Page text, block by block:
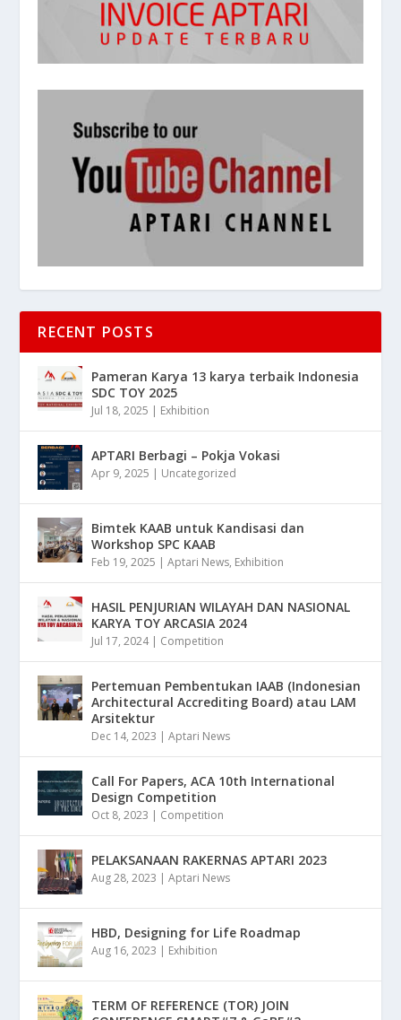
RECENT POSTS
Pameran Karya 13 karya terbaik Indonesia
SDC TOY 2025
Jul 18, 2025 | Exhibition
APTARI Berbagi – Pokja Vokasi
Apr 9, 2025 | Uncategorized
Bimtek KAAB untuk Kandisasi dan
Workshop SPC KAAB
Feb 19, 2025 |Aptari News, Exhibition
HASIL PENJURIAN WILAYAH DAN NASIONAL
KARYA TOY ARCASIA 2024
Jul 17, 2024| Competition
Pertemuan Pembentukan IAAB (Indonesian
Architectural Accrediting Board) atau LAM
Arsitektur
Dec 14, 2023 |Aptari News
Call For Papers, ACA 10th International
Design Competition
Oct 8, 2023 | Competition
PELAKSANAAN RAKERNAS APTARI 2023
Aug 28, 2023 |Aptari News
HBD, Designing for Life Roadmap
Aug 16, 2023 | Exhibition
TERM OF REFERENCE (TOR) JOIN